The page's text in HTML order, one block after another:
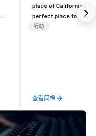
place of California.
perfect place to visit
mix fun with history
greatly enhanced by
scoreboard, photo,
3D navigation,
challenges presented
行动
查看简档